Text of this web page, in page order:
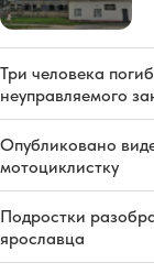
Три человека
неуправляемого
Опубликовано
мотоциклистку
Подростки
ярославца